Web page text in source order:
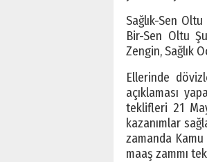
Sağlık-Sen
Bir-Sen Oltu
Zengin, Sağlık
Ellerinde
açıklaması
teklifleri 21
kazanımlar
zamanda
maaş zammı